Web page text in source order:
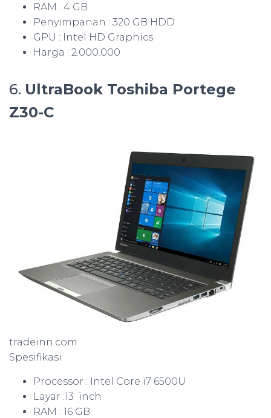
RAM : 4 GB
Penyimpanan : 320 GB HDD
GPU : Intel HD Graphics
Harga : 2.000.000
6. UltraBook Toshiba Portege
Z30-C
tradeinn.com
Spesifikasi
Processor : Intel Core i7 6500U
Layar :13 inch
RAM : 16 GB